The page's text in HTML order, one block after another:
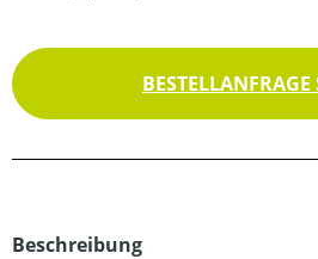
BESTELLANFRAGE
Beschreibung